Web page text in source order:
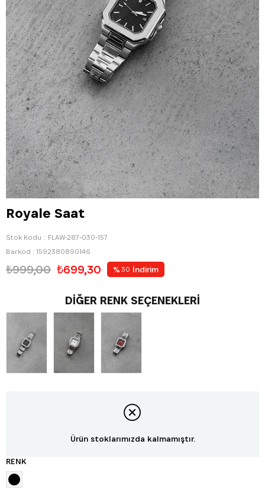
Royale Saat
Stok Kodu
FLAW-287-030-157
Barkod : 1592380890146
₺999,00 ₺699,30 % 30 İndirim
DIĞER RENK SEÇENEKLERI
Ürün stoklarımızda kalmamıştır.
RENK